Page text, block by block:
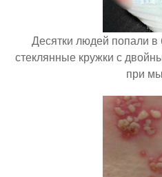
Десятки людей попали
стеклянные кружки с
при